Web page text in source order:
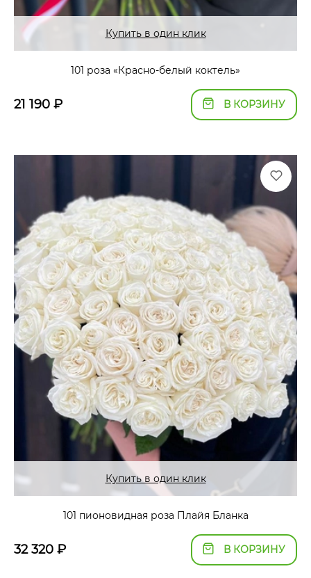
Купить в один клик
101 роза «Красно-белый коктель»
21 190 ₽ В КОРЗИНУ
Купить в один клик
101 пионовидная роза Плайя Бланка
32 320 ₽ В КОРЗИНУ